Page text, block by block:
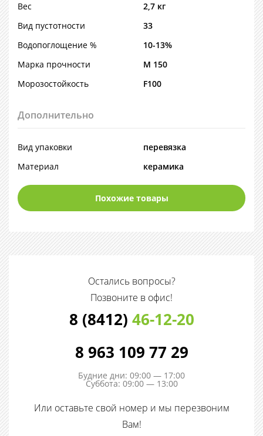
Вес
2,7 кг
Вид пустотности
33
Водопоглощение %
10-13%
Марка прочности
М 150
Морозостойкость
F100
Дополнительно
Вид упаковки
перевязка
Материал
керамика
Похожие товары
Остались вопросы?
Позвоните в офис!
8 (8412) 46-12-20
8 963 109 77 29
Будние дни: 09:00 — 17:00
Суббота: 09:00 — 13:00
Или оставьте свой номер и мы перезвоним
Вам!